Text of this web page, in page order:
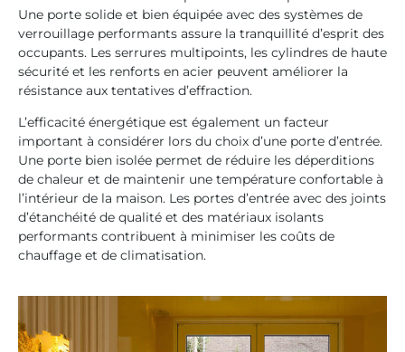
Une porte solide et bien équipée avec des systèmes de
verrouillage performants assure la tranquillité d’esprit des
occupants. Les serrures multipoints, les cylindres de haute
sécurité et les renforts en acier peuvent améliorer la
résistance aux tentatives d’effraction.
L’efficacité énergétique est également un facteur
important à considérer lors du choix d’une porte d’entrée.
Une porte bien isolée permet de réduire les déperditions
de chaleur et de maintenir une température confortable à
l’intérieur de la maison. Les portes d’entrée avec des joints
d’étanchéité de qualité et des matériaux isolants
performants contribuent à minimiser les coûts de
chauffage et de climatisation.